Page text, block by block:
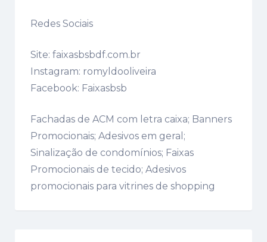
Redes Sociais
Site: faixasbsbdf.com.br
Instagram: romyldooliveira
Facebook: Faixasbsb
Fachadas de ACM com letra caixa; Banners
Promocionais; Adesivos em geral;
Sinalização de condomínios; Faixas
Promocionais de tecido; Adesivos
promocionais para vitrines de shopping